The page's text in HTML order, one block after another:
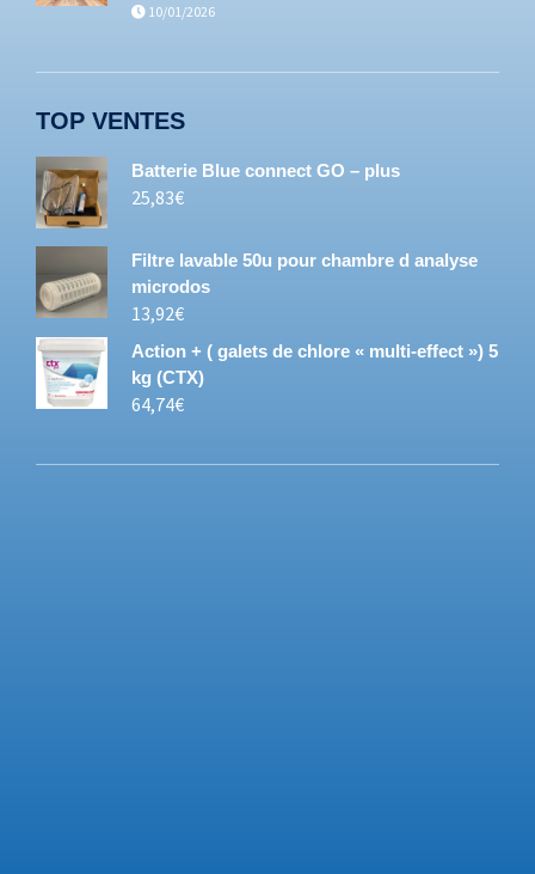
10/01/2026
TOP VENTES
Batterie Blue connect GO – plus
25,83€
Filtre lavable 50u pour chambre d analyse
microdos
13,92€
Action + ( galets de chlore « multi-effect ») 5
kg (CTX)
64,74€